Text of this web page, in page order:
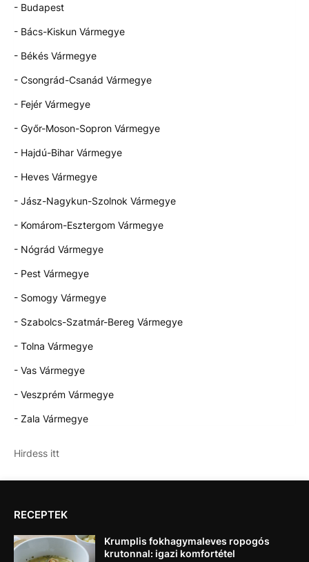
- Budapest
- Bács-Kiskun Vármegye
- Békés Vármegye
- Csongrád-Csanád Vármegye
- Fejér Vármegye
- Győr-Moson-Sopron Vármegye
- Hajdú-Bihar Vármegye
- Heves Vármegye
- Jász-Nagykun-Szolnok Vármegye
- Komárom-Esztergom Vármegye
- Nógrád Vármegye
- Pest Vármegye
- Somogy Vármegye
- Szabolcs-Szatmár-Bereg Vármegye
- Tolna Vármegye
- Vas Vármegye
- Veszprém Vármegye
- Zala Vármegye
Hirdess itt
RECEPTEK
Krumplis fokhagymaleves ropogós
krutonnal: igazi komfortétel